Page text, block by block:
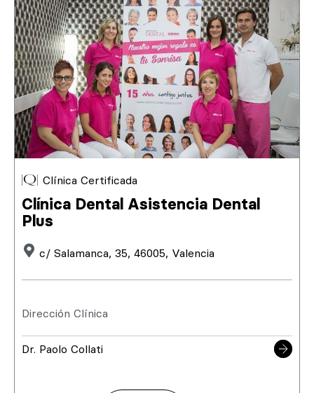
Clínica Certificada
Clínica Dental Asistencia Dental
Plus
c/ Salamanca, 35, 46005, Valencia
Dirección Clínica
Dr. Paolo Collati